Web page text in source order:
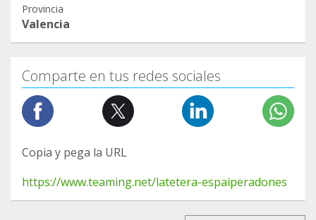
Provincia
Valencia
Comparte en tus redes sociales
Copia y pega la URL
https://www.teaming.net/latetera-espaiperadones